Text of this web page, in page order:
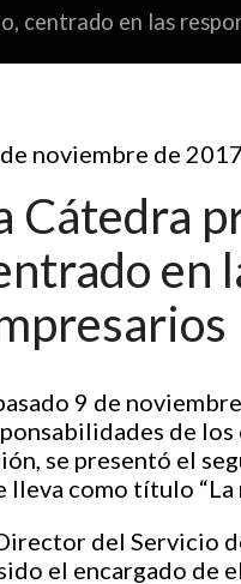
centrado en las
noviembre de 2017
Cátedra
en
9 de
de los
se presentó el
lleva como título
del Servicio
el encargado de